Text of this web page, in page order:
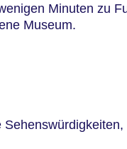
Minuten zu
Museum.
Sehenswürdigkeiten,